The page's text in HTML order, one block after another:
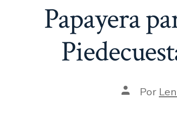
Papayera
AutorPor